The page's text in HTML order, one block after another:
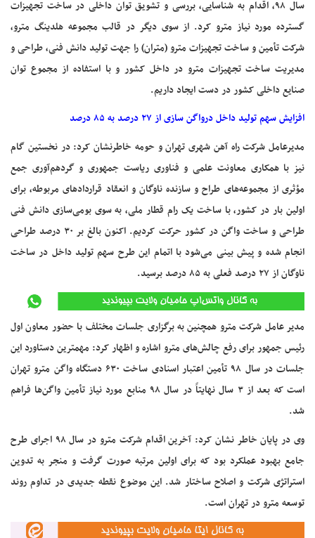
سال ۹۸، اقدام به شناسایی، بررسی و تشویق توان داخلی در ساخت تجهیزات
گسترده مورد نیاز مترو کرد. از سوی دیگر در قالب مجموعه هلدینگ مترو،
شرکت تأمین و ساخت تجهیزات مترو (متران) را جهت تولید دانش فنی، طراحی و
مدیریت ساخت تجهیزات مترو در داخل کشور و با استفاده از مجموع توان
صنایع داخلی کشور در دست ایجاد داریم.
افزایش سهم تولید داخل درواگن سازی از ۲۷ درصد به ۸۵ درصد
مدیرعامل شرکت راه آهن شهری تهران و حومه خاطرنشان کرد: در نخستین گام
نیز با همکاری معاونت علمی و فناوری ریاست جمهوری و گردهم‌آوری جمع
مؤثری از مجموعه‌های طراح و سازنده ناوگان و انعقاد قراردادهای مربوطه، برای
اولین بار در کشور، با ساخت یک رام قطار ملی، به سوی بومی‌سازی دانش فنی
طراحی و ساخت واگن در کشور حرکت کردیم. اکنون بالغ بر ۳۰ درصد طراحی
انجام شده و پیش بینی می‌شود با اتمام این طرح سهم تولید داخل در ساخت
ناوگان از ۲۷ درصد فعلی به ۸۵ درصد برسید.
مدیر عامل شرکت مترو همچنین به برگزاری جلسات مختلف با حضور معاون اول
رئیس جمهور برای رفع چالش‌های مترو اشاره و اظهار کرد: مهمترین دستاورد این
جلسات در سال ۹۸ تأمین اعتبار اسنادی ساخت ۶۳۰ دستگاه واگن مترو تهران
است که بعد از ۳ سال نهایتاً در سال ۹۸ منابع مورد نیاز تأمین واگن‌ها فراهم
شد.
وی در پایان خاطر نشان کرد: آخرین اقدام شرکت مترو در سال ۹۸ اجرای طرح
جامع بهبود عملکرد بود که برای اولین مرتبه صورت گرفت و منجر به تدوین
استراتژی شرکت و اصلاح ساختار شد. این موضوع نقطه جدیدی در تداوم روند
توسعه مترو در تهران است.